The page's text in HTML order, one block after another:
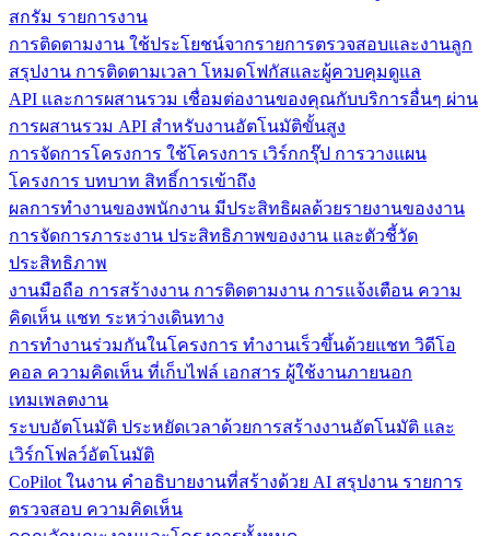
สกรัม รายการงาน
การติดตามงาน ใช้ประโยชน์จากรายการตรวจสอบและงานลูก
สรุปงาน การติดตามเวลา โหมดโฟกัสและผู้ควบคุมดูแล
API และการผสานรวม เชื่อมต่องานของคุณกับบริการอื่นๆ ผ่าน
การผสานรวม API สำหรับงานอัตโนมัติขั้นสูง
การจัดการโครงการ ใช้โครงการ เวิร์กกรุ๊ป การวางแผน
โครงการ บทบาท สิทธิ์การเข้าถึง
ผลการทำงานของพนักงาน มีประสิทธิผลด้วยรายงานของงาน
การจัดการภาระงาน ประสิทธิภาพของงาน และตัวชี้วัด
ประสิทธิภาพ
งานมือถือ การสร้างงาน การติดตามงาน การแจ้งเตือน ความ
คิดเห็น แชท ระหว่างเดินทาง
การทำงานร่วมกันในโครงการ ทํางานเร็วขึ้นด้วยแชท วิดีโอ
คอล ความคิดเห็น ที่เก็บไฟล์ เอกสาร ผู้ใช้งานภายนอก
เทมเพลตงาน
ระบบอัตโนมัติ ประหยัดเวลาด้วยการสร้างงานอัตโนมัติ และ
เวิร์กโฟลว์อัตโนมัติ
CoPilot ในงาน คำอธิบายงานที่สร้างด้วย AI สรุปงาน รายการ
ตรวจสอบ ความคิดเห็น